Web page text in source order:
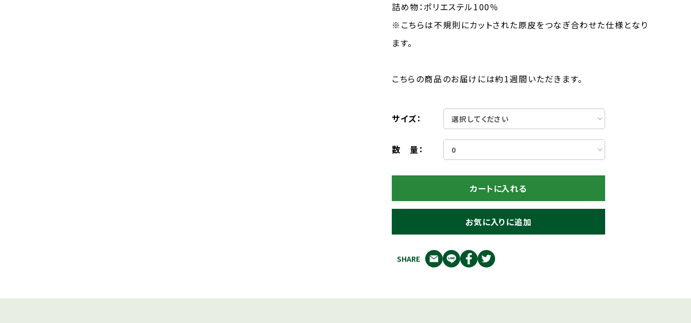
詰め物：ポリエステル100％
※こちらは不規則にカットされた原皮をつなぎ合わせた仕様となり
ます。
こちらの商品のお届けには約1週間いただきます。
サイズ：
数 量：
カートに入れる
お気に入りに追加
SHARE